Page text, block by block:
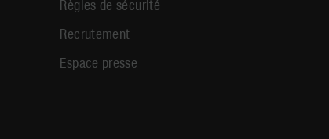
Règles de sécurité
Recrutement
Espace presse